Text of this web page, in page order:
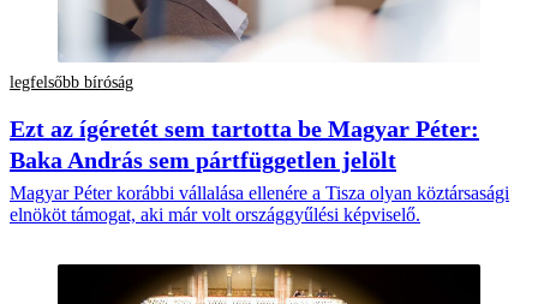
legfelsőbb bíróság
Ezt az ígéretét sem tartotta be Magyar Péter:
Baka András sem pártfüggetlen jelölt
Magyar Péter korábbi vállalása ellenére a Tisza olyan köztársasági
elnököt támogat, aki már volt országgyűlési képviselő.